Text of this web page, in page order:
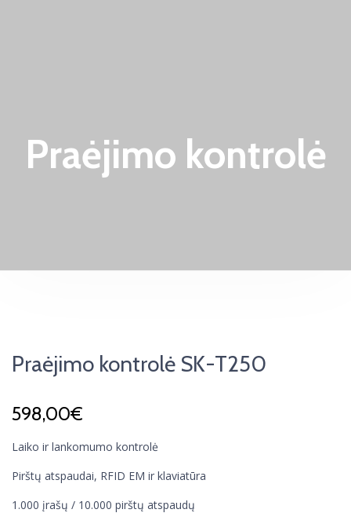
Praėjimo kontrolė
Praėjimo kontrolė SK-T250
598,00€
Laiko ir lankomumo kontrolė
Pirštų atspaudai, RFID EM ir klaviatūra
1.000 įrašų / 10.000 pirštų atspaudų